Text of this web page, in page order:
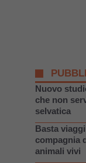
Nuovo
che non
selvatica
Basta
compagnia
animali vivi